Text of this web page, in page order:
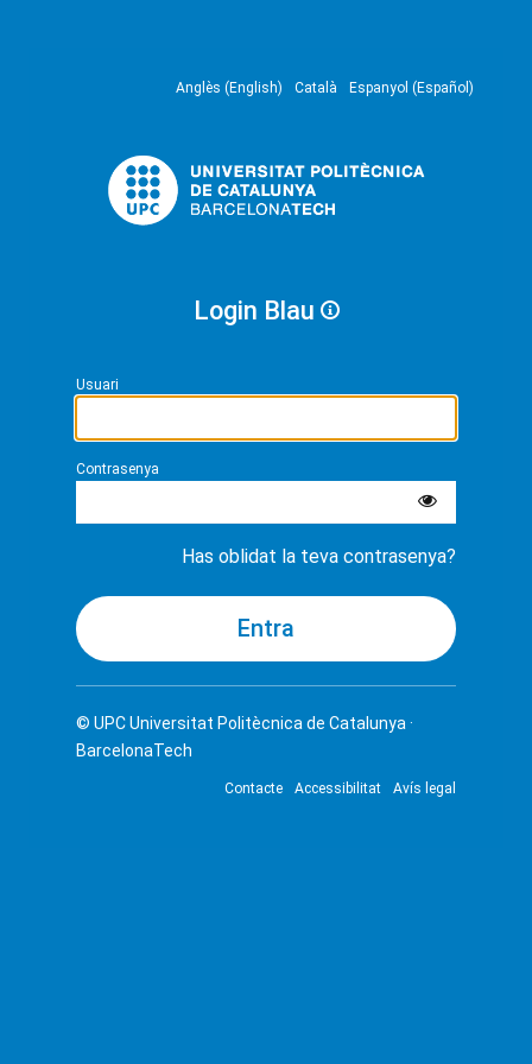
Anglès (English) Català Espanyol (Español)
Login Blau
Usuari
Contrasenya
Has oblidat la teva contrasenya?
© UPCUniversitat Politècnica de Catalunya ·
BarcelonaTech
Contacte Accessibilitat Avís legal